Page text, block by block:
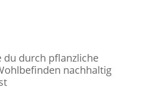
du durch pflanzliche
nachhaltig